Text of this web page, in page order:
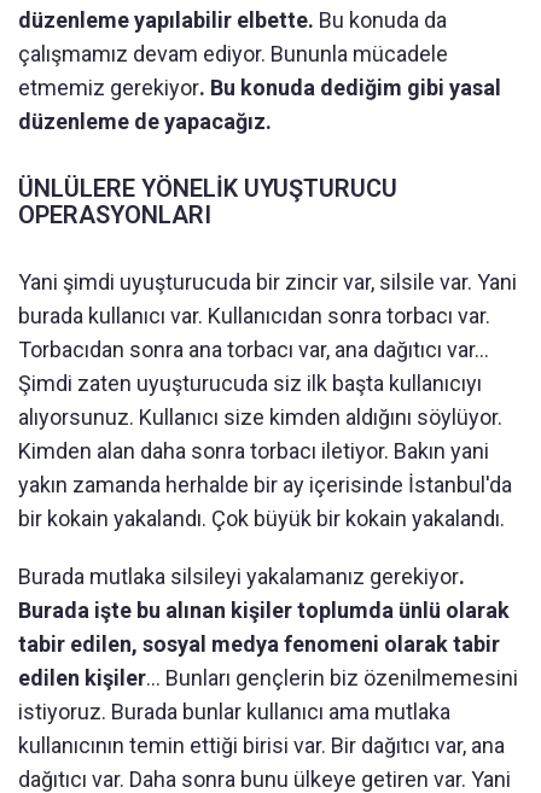
düzenleme yapılabilir elbette. Bu konuda da
çalışmamız devam ediyor. Bununla mücadele
etmemiz gerekiyor. Bu konuda dediğim gibi yasal
düzenleme de yapacağız.
ÜNLÜLERE YÖNELİK UYUŞTURUCU
OPERASYONLARI
Yani şimdi uyuşturucuda bir zincir var, silsile var. Yani
burada kullanıcı var. Kullanıcıdan sonra torbacı var.
Torbacıdan sonra ana torbacı var, ana dağıtıcı var...
Şimdi zaten uyuşturucuda siz ilk başta kullanıcıyı
alıyorsunuz. Kullanıcı size kimden aldığını söylüyor.
Kimden alan daha sonra torbacı iletiyor. Bakın yani
yakın zamanda herhalde bir ay içerisinde İstanbul'da
bir kokain yakalandı. Çok büyük bir kokain yakalandı.
Burada mutlaka silsileyi yakalamanız gerekiyor.
Burada işte bu alınan kişiler toplumda ünlü olarak
tabir edilen, sosyal medya fenomeni olarak tabir
edilen kişiler... Bunları gençlerin biz özenilmemesini
istiyoruz. Burada bunlar kullanıcı ama mutlaka
kullanıcının temin ettiği birisi var. Bir dağıtıcı var, ana
dağıtıcı var. Daha sonra bunu ülkeye getiren var. Yani